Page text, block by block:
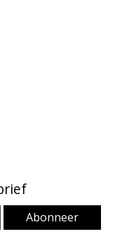
Abonneer